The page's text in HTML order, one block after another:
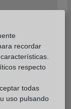
recordar
respecto
todas
uso pulsando